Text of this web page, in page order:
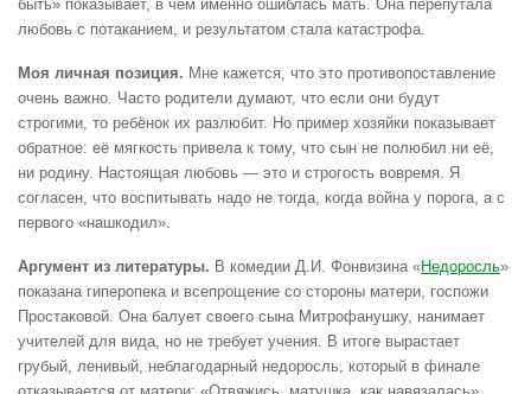
быть» показывает, в чём именно ошиблась мать. Она перепутала
любовь с потаканием, и результатом стала катастрофа.
Моя личная позиция. Мне кажется, что это противопоставление
очень важно. Часто родители думают, что если они будут
строгими, то ребёнок их разлюбит. Но пример хозяйки показывает
обратное: её мягкость привела к тому, что сын не полюбил ни её,
ни родину. Настоящая любовь — это и строгость вовремя. Я
согласен, что воспитывать надо не тогда, когда война у порога, а с
первого «нашкодил».
Аргумент из литературы. В комедии Д.И. Фонвизина «Недоросль»
показана гиперопека и всепрощение со стороны матери, госпожи
Простаковой. Она балует своего сына Митрофанушку, нанимает
учителей для вида, но не требует учения. В итоге вырастает
грубый, ленивый, неблагодарный недоросль, который в финале